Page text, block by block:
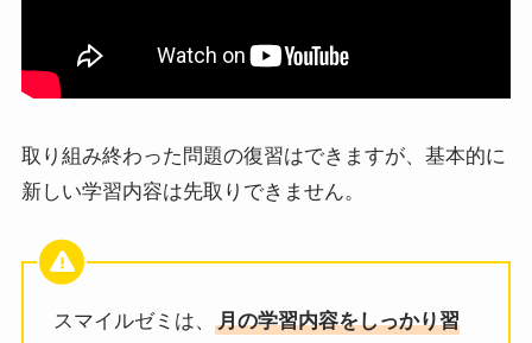
取り組み終わった問題の復習はできますが、基本的に
新しい学習内容は先取りできません。
スマイルゼミは、月の学習内容をしっかり習